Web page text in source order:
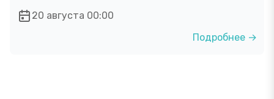
20 августа 00:00
Подробнее →